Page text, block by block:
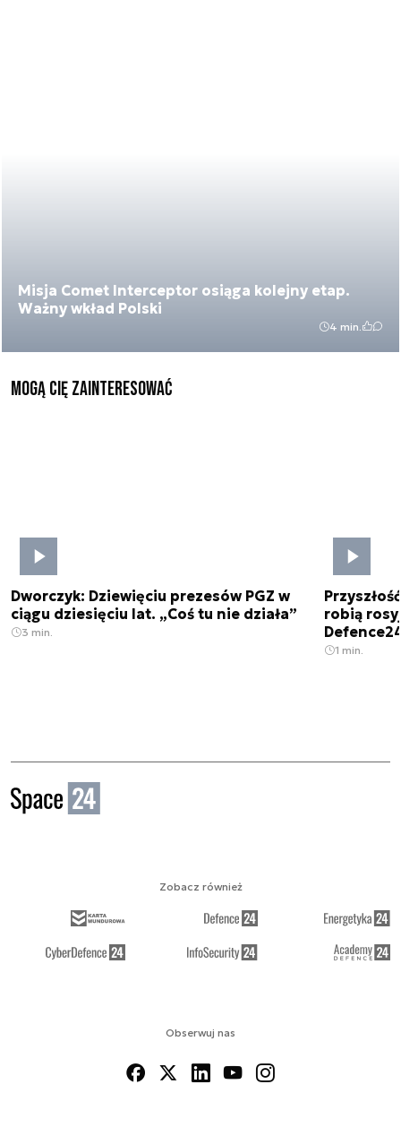
Misja Comet Interceptor osiąga kolejny etap.
Ważny wkład Polski
4 min.
Mogą Cię zainteresować
Dworczyk: Dziewięciu prezesów PGZ w
ciągu dziesięciu lat. „Coś tu nie działa”
3 min.
robią
1 min.
Obserwuj nas
Zobacz również